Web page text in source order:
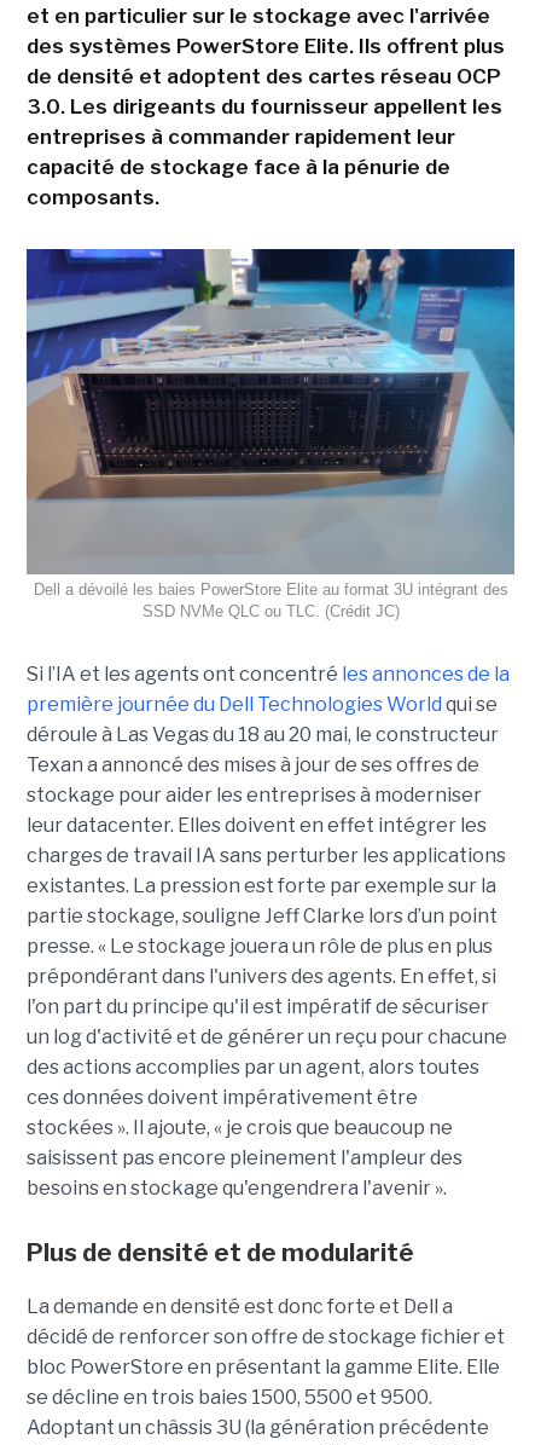
et en particulier sur le stockage avec l'arrivée
des systèmes PowerStore Elite. Ils offrent plus
de densité et adoptent des cartes réseau OCP
3.0. Les dirigeants du fournisseur appellent les
entreprises à commander rapidement leur
capacité de stockage face à la pénurie de
composants.
Dell a dévoilé les baies PowerStore Elite au format 3U intégrant des
SSD NVMe QLC ou TLC. (Crédit JC)
Si l’IA et les agents ont concentré les annonces de la
première journée du Dell Technologies World qui se
déroule à Las Vegas du 18 au 20 mai, le constructeur
Texan a annoncé des mises à jour de ses offres de
stockage pour aider les entreprises à moderniser
leur datacenter. Elles doivent en effet intégrer les
charges de travail IA sans perturber les applications
existantes. La pression est forte par exemple sur la
partie stockage, souligne Jeff Clarke lors d’un point
presse. « Le stockage jouera un rôle de plus en plus
prépondérant dans l'univers des agents. En effet, si
l'on part du principe qu'il est impératif de sécuriser
un log d'activité et de générer un reçu pour chacune
des actions accomplies par un agent, alors toutes
ces données doivent impérativement être
stockées ». Il ajoute, « je crois que beaucoup ne
saisissent pas encore pleinement l'ampleur des
besoins en stockage qu'engendrera l'avenir ».
Plus de densité et de modularité
La demande en densité est donc forte et Dell a
décidé de renforcer son offre de stockage fichier et
bloc PowerStore en présentant la gamme Elite. Elle
se décline en trois baies 1500, 5500 et 9500.
Adoptant un châssis 3U (la génération précédente